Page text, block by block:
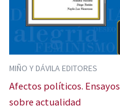
MIÑO Y DÁVILA EDITORES
Afectos políticos. Ensayos
sobre actualidad